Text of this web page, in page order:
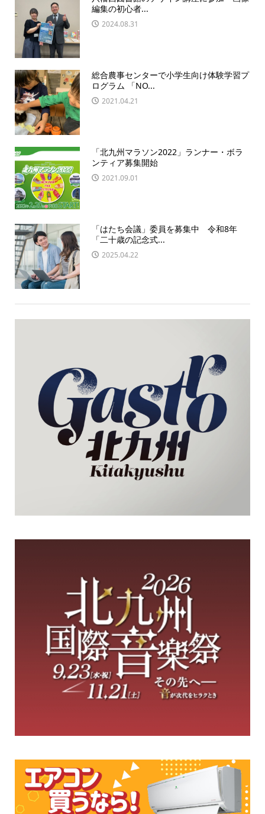
編集の初心者...
2024.08.31
総合農事センターで小学生向け体験学習プ
ログラム 「NO...
2021.04.21
「北九州マラソン2022」ランナー・ボラ
ンティア募集開始
2021.09.01
「はたち会議」委員を募集中 令和8年
「二十歳の記念式...
2025.04.22